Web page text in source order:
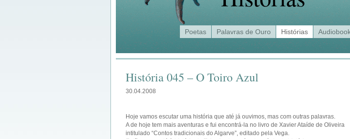
Poetas Palavras de Ouro Histórias
História 045 – O Toiro Azul
30.04.2008
Hoje vamos escutar uma história que até já ouvimos, mas com outras palavras.
A de hoje tem mais aventuras e fui encontrá-la no livro de Xavier Ataíde de Oliveira
intitulado “Contos tradicionais do Algarve”, editado pela Vega.